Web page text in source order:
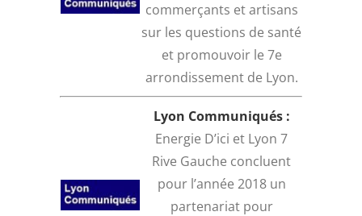
commerçants et artisans
sur les questions de santé
et promouvoir le 7e
arrondissement de Lyon.
Lyon Communiqués :
Energie D’ici et Lyon 7
Rive Gauche concluent
pour l’année 2018 un
partenariat pour